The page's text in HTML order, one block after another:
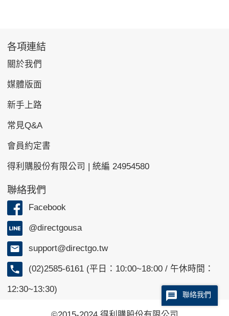
聯絡我們
各項連結
關於我們
媒體版面
新手上路
常見Q&A
會員約定書
得利購股份有限公司 | 統編 24954580
聯絡我們
Facebook
@directgousa
support@directgo.tw
(02)2585-6161 (平日：10:00~18:00 / 午休時間：
12:30~13:30)